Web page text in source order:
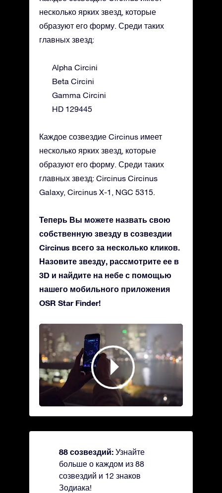
несколько ярких звезд, которые
образуют его форму. Среди таких
главных звезд:
Alpha Circini
Beta Circini
Gamma Circini
HD 129445
Каждое созвездие Circinus имеет
несколько ярких звезд, которые
образуют его форму. Среди таких
главных звезд: Circinus Circinus
Galaxy, Circinus X-1, NGC 5315.
Теперь Вы можете назвать свою
собственную звезду в созвездии
Circinus всего за несколько кликов.
Назовите звезду, рассмотрите ее в
3D и найдите на небе с помощью
нашего мобильного приложения
OSR Star Finder!
88 созвездий: Узнайте
больше о каждом из 88
созвездий и 12 знаков
Зодиака!